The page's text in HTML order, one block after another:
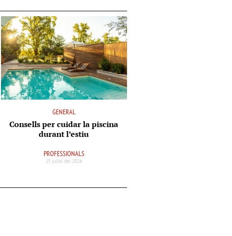
GENERAL
Consells per cuidar la piscina
durant l’estiu
PROFESSIONALS
15 juliol del 2026